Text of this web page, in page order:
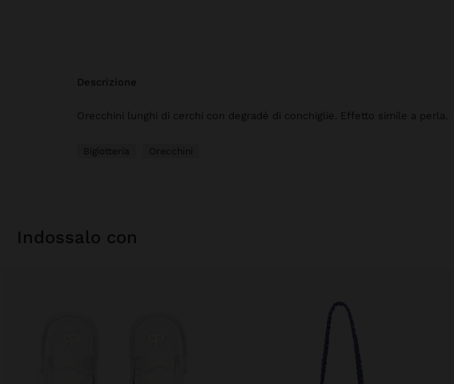
descrizione
Orecchini lunghi di cerchi con degradé di conchiglie. Effetto simile a perla.
Bigiotteria Orecchini
indossalo con